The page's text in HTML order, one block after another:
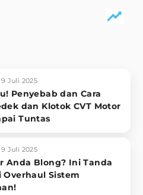
Juli 2025
Penyebab dan Cara
dan Klotok CVT Motor
Tuntas
Juli 2025
Anda Blong? Ini Tanda
Overhaul Sistem